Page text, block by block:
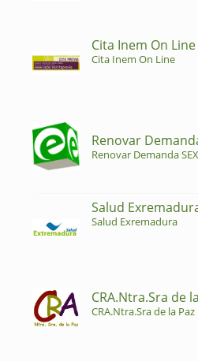
Cita Inem On Line
Cita Inem On Line
Renovar
Renovar Demanda
Salud
Salud Exremadura
CRA.Ntra.Sra de
CRA.Ntra.Sra de la Paz